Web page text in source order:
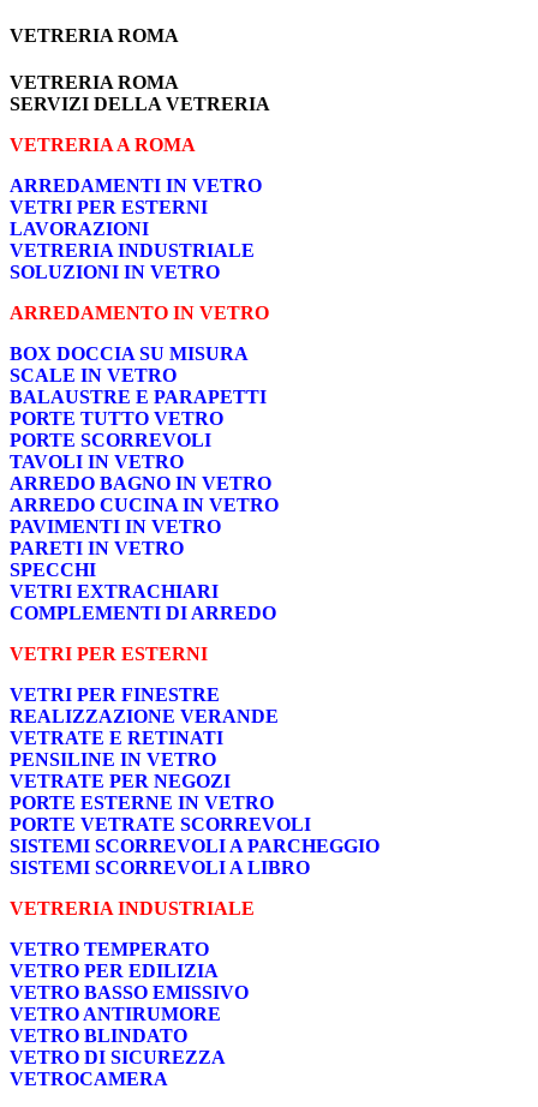
VETRERIA ROMA
VETRERIA ROMA
SERVIZI DELLA VETRERIA
VETRERIA A ROMA
ARREDAMENTI IN VETRO
VETRI PER ESTERNI
LAVORAZIONI
VETRERIA INDUSTRIALE
SOLUZIONI IN VETRO
ARREDAMENTO IN VETRO
BOX DOCCIA SU MISURA
SCALE IN VETRO
BALAUSTRE E PARAPETTI
PORTE TUTTO VETRO
PORTE SCORREVOLI
TAVOLI IN VETRO
ARREDO BAGNO IN VETRO
ARREDO CUCINA IN VETRO
PAVIMENTI IN VETRO
PARETI IN VETRO
SPECCHI
VETRI EXTRACHIARI
COMPLEMENTI DI ARREDO
VETRI PER ESTERNI
VETRI PER FINESTRE
REALIZZAZIONE VERANDE
VETRATE E RETINATI
PENSILINE IN VETRO
VETRATE PER NEGOZI
PORTE ESTERNE IN VETRO
PORTE VETRATE SCORREVOLI
SISTEMI SCORREVOLI A PARCHEGGIO
SISTEMI SCORREVOLI A LIBRO
VETRERIA INDUSTRIALE
VETRO TEMPERATO
VETRO PER EDILIZIA
VETRO BASSO EMISSIVO
VETRO ANTIRUMORE
VETRO BLINDATO
VETRO DI SICUREZZA
VETROCAMERA